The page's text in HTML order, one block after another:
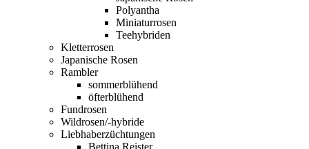
Polyantha
Miniaturrosen
Teehybriden
Kletterrosen
Japanische Rosen
Rambler
sommerblühend
öfterblühend
Fundrosen
Wildrosen/-hybride
Liebhaberzüchtungen
Bettina Reister